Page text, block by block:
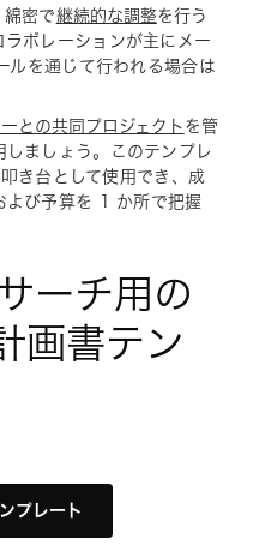
綿密で継続的な調整を行う
ボレーションが主にメー
ルを通じて行われる場合は
との共同プロジェクト を管
ましょう。このテンプレ
き台として使用でき、成
よび予算を 1 か所で把握
ーチ用の
画書テン
プレート